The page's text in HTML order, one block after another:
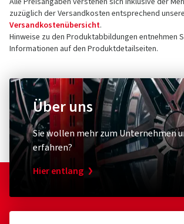
zuzüglich der Versandkosten entsprechend
Versandkostenübersicht.
Hinweise zu den Produktabbildungen entnehmen
Informationen auf den Produktdetailseiten.
Über uns
Sie wollen mehr zum Unternehmen
erfahren?
Hier entlang